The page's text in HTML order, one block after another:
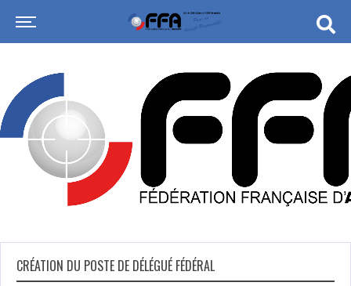
CRÉATION DU POSTE DE DÉLÉGUÉ FÉDÉRAL